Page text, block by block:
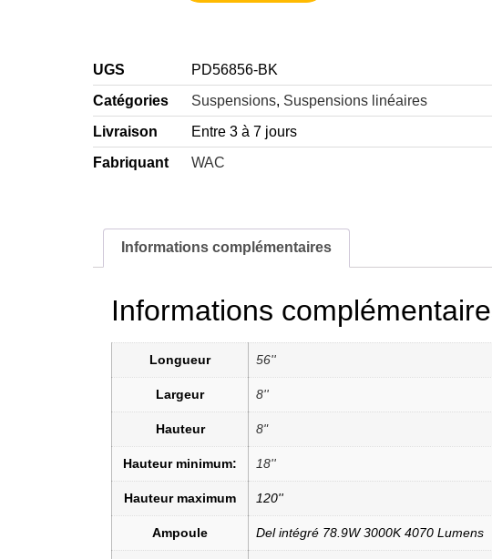
UGS
PD56856-BK
Catégories
Suspensions, Suspensions linéaires
Livraison
Entre 3 à 7 jours
Fabriquant
WAC
Informations complémentaires
Informations
Longueur 56''
Largeur 8''
Hauteur 8"
Hauteur minimum: 18''
Hauteur maximum 120''
Ampoule Del intégré 78.9W 3000K 4070 Lumens